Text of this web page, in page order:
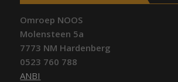
Omroep NOOS
Molensteen 5a
7773 NM Hardenberg
0523 760 788
ANBI